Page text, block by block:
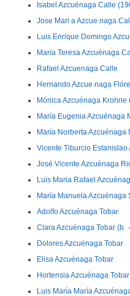
Isabel Azcuénaga Calle
Jose Mari a Azcue naga
Luis Enrique Domingo
María Teresa Azcuénaga
Rafael Azcuenaga Calle
Hernando Azcue naga
Mónica Azcuénaga Krohne
María Eugenia Azcuénaga
María Norberta Azcuénaga
Vicente Tiburcio
José Vicente Azcuénaga
Luis Maria Rafael
María Manuela Azcuénaga
Adolfo Azcuénaga Tobar
Clara Azcuénaga Tobar (b.
Dolores Azcuénaga Tobar
Elisa Azcuénaga Tobar
Hortensia Azcuénaga Tobar
Luis María María